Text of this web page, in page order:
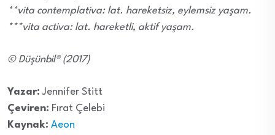
**vita contemplativa: lat. hareketsiz, eylemsiz yaşam.
***vita activa: lat. hareketli, aktif yaşam.
© Düşünbil® (2017)
Yazar: Jennifer Stitt
Çeviren: Fırat Çelebi
Kaynak: Aeon